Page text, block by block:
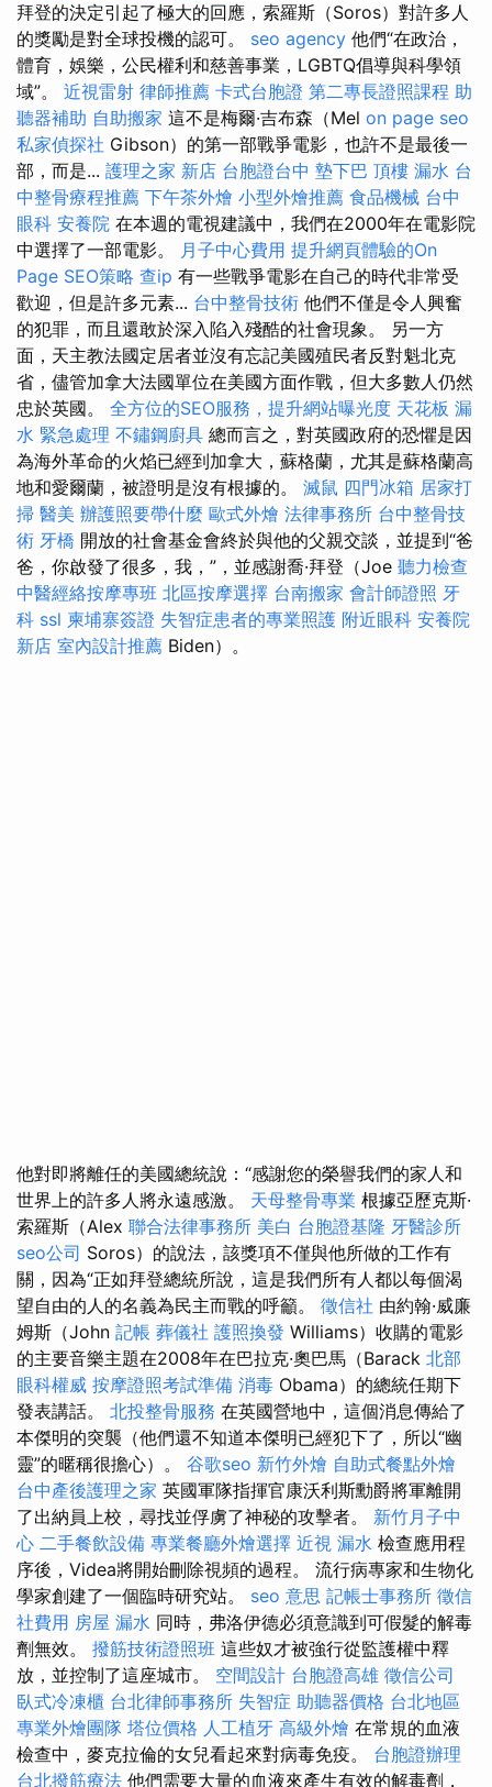
拜登的決定引起了極大的回應，索羅斯（Soros）對許多人
的獎勵是對全球投機的認可。 seo agency 他們“在政治，
體育，娛樂，公民權利和慈善事業，LGBTQ倡導與科學領
域”。 近視雷射 律師推薦 卡式台胞證 第二專長證照課程 助
聽器補助 自助搬家 這不是梅爾·吉布森（Mel on page seo
私家偵探社 Gibson）的第一部戰爭電影，也許不是最後一
部，而是... 護理之家 新店 台胞證台中 墊下巴 頂樓 漏水 台
中整骨療程推薦 下午茶外燴 小型外燴推薦 食品機械 台中
眼科 安養院 在本週的電視建議中，我們在2000年在電影院
中選擇了一部電影。 月子中心費用 提升網頁體驗的On
Page SEO策略 查ip 有一些戰爭電影在自己的時代非常受
歡迎，但是許多元素... 台中整骨技術 他們不僅是令人興奮
的犯罪，而且還敢於深入陷入殘酷的社會現象。 另一方
面，天主教法國定居者並沒有忘記美國殖民者反對魁北克
省，儘管加拿大法國單位在美國方面作戰，但大多數人仍然
忠於英國。 全方位的SEO服務，提升網站曝光度 天花板 漏
水 緊急處理 不鏽鋼廚具 總而言之，對英國政府的恐懼是因
為海外革命的火焰已經到加拿大，蘇格蘭，尤其是蘇格蘭高
地和愛爾蘭，被證明是沒有根據的。 滅鼠 四門冰箱 居家打
掃 醫美 辦護照要帶什麼 歐式外燴 法律事務所 台中整骨技
術 牙橋 開放的社會基金會終於與他的父親交談，並提到“爸
爸，你啟發了很多，我，”，並感謝喬·拜登（Joe 聽力檢查
中醫經絡按摩專班 北區按摩選擇 台南搬家 會計師證照 牙
科 ssl 柬埔寨簽證 失智症患者的專業照護 附近眼科 安養院
新店 室內設計推薦 Biden）。
他對即將離任的美國總統說：“感謝您的榮譽我們的家人和
世界上的許多人將永遠感激。 天母整骨專業 根據亞歷克斯·
索羅斯（Alex 聯合法律事務所 美白 台胞證基隆 牙醫診所
seo公司 Soros）的說法，該獎項不僅與他所做的工作有
關，因為“正如拜登總統所說，這是我們所有人都以每個渴
望自由的人的名義為民主而戰的呼籲。 徵信社 由約翰·威廉
姆斯（John 記帳 葬儀社 護照換發 Williams）收購的電影
的主要音樂主題在2008年在巴拉克·奧巴馬（Barack 北部
眼科權威 按摩證照考試準備 消毒 Obama）的總統任期下
發表講話。 北投整骨服務 在英國營地中，這個消息傳給了
本傑明的突襲（他們還不知道本傑明已經犯下了，所以“幽
靈”的暱稱很擔心）。 谷歌seo 新竹外燴 自助式餐點外燴
台中產後護理之家 英國軍隊指揮官康沃利斯勳爵將軍離開
了出納員上校，尋找並俘虜了神秘的攻擊者。 新竹月子中
心 二手餐飲設備 專業餐廳外燴選擇 近視 漏水 檢查應用程
序後，Videa將開始刪除視頻的過程。 流行病專家和生物化
學家創建了一個臨時研究站。 seo 意思 記帳士事務所 徵信
社費用 房屋 漏水 同時，弗洛伊德必須意識到可假髮的解毒
劑無效。 撥筋技術證照班 這些奴才被強行從監護權中釋
放，並控制了這座城市。 空間設計 台胞證高雄 徵信公司
臥式冷凍櫃 台北律師事務所 失智症 助聽器價格 台北地區
專業外燴團隊 塔位價格 人工植牙 高級外燴 在常規的血液
檢查中，麥克拉倫的女兒看起來對病毒免疫。 台胞證辦理
台北撥筋療法 他們需要大量的血液來產生有效的解毒劑，